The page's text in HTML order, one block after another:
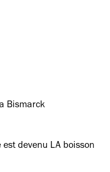
Bismarck
devenu LA boisson